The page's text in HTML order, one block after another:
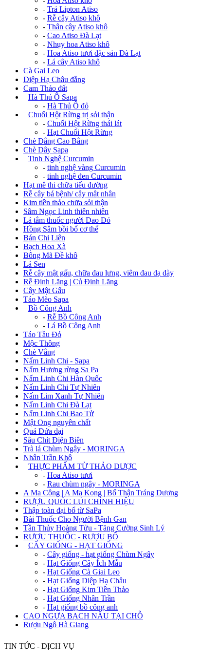
- Trả Lipton Atiso
- Rễ cây Atiso khô
- Thân cây Atiso khô
- Cao Atiso Đà Lạt
- Nhụy hoa Atiso khô
- Hoa Atiso tươi đặc sản Đà Lạt
- Lá cây Atiso khô
Cà Gai Leo
Diệp Hạ Châu đắng
Cam Thảo đất
Hà Thủ Ô Sapa
- Hà Thủ Ô đỏ
Chuối Hột Rừng trị sỏi thận
- Chuối Hột Rừng thái lát
- Hạt Chuối Hột Rừng
Chè Đắng Cao Bằng
Chè Dây Sapa
Tinh Nghệ Curcumin
- tinh nghệ vàng Curcumin
- tinh nghệ đen Curcumin
Hạt mê thi chữa tiểu đường
Rễ cây bá bệnh/ cây mật nhân
Kim tiền thảo chữa sỏi thận
Sâm Ngọc Linh thiên nhiên
Lá tắm thuốc người Dao Đỏ
Hồng Sâm bồi bổ cơ thể
Bán Chi Liên
Bạch Hoa Xà
Bông Mã Đề khô
Lá Sen
Rễ cây mật gấu, chữa đau lưng, viêm đau dạ dày
Rễ Đinh Lăng | Củ Đinh Lăng
Cây Mật Gấu
Táo Mèo Sapa
Bồ Công Anh
- Rễ Bồ Công Anh
- Lá Bồ Công Anh
Táo Tầu Đỏ
Mộc Thông
Chè Vằng
Nấm Linh Chi - Sapa
Nấm Hương rừng Sa Pa
Nấm Linh Chi Hàn Quốc
Nấm Linh Chi Tự Nhiên
Nấm Lim Xanh Tự Nhiên
Nấm Linh Chi Đà Lạt
Nấm Linh Chi Bao Tử
Mật Ong nguyên chất
Quả Dứa dại
Sâu Chít Điện Biên
Trà lá Chùm Ngây - MORINGA
Nhân Trần Khô
THỰC PHẨM TỪ THẢO DƯỢC
- Hoa Atiso tươi
- Rau chùm ngây - MORINGA
A Ma Công | A Ma Kong | Bổ Thận Tráng Dương
RƯỢU QUỐC LỦI CHÍNH HIỆU
Thập toàn đại bổ từ SaPa
Bài Thuốc Cho Người Bệnh Gan
Tần Thủy Hoàng Tửu - Tăng Cường Sinh Lý
RƯỢU THUỐC - RƯỢU BỔ
CÂY GIỐNG - HẠT GIỐNG
- Cây giống - hạt giống Chùm Ngây
- Hạt Giống Cây Ích Mẫu
- Hạt Giống Cà Giai Leo
- Hạt Giống Diệp Hạ Châu
- Hạt Giống Kim Tiền Thảo
- Hạt Giống Nhân Trần
- Hạt giống bồ công anh
CAO NGỰA BẠCH NẤU TẠI CHỖ
Rượu Ngô Hà Giang
TIN TỨC - DỊCH VỤ